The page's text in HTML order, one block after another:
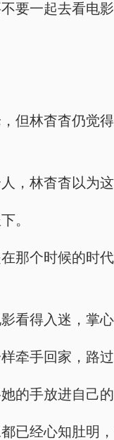
要一起去看电影
但林杳杳仍觉
，林杳杳以为
。
那个时候的时
看得入迷，掌
牵手回家，路
的手放进自己
已经心知肚明